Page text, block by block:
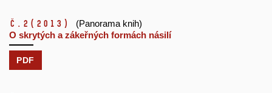
č.2 (2013)
(Panorama knih)
O skrytých a zákeřných formách násilí
PDF